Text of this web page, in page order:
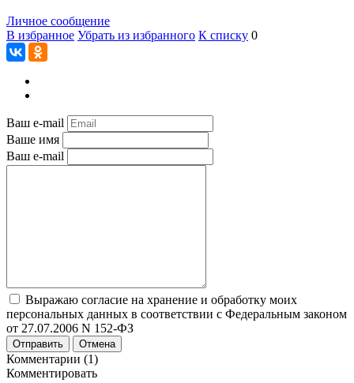
Личное сообщение
В избранное Убрать из избранного К списку 0
Ваш e-mail
Ваше имя
Ваш e-mail
Выражаю согласие на хранение и обработку моих
персональных данных в соответствии с Федеральным законом
от 27.07.2006 N 152-ФЗ
Отправить Отмена
Комментарии (1)
Комментировать